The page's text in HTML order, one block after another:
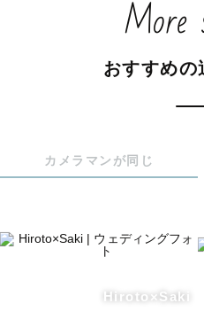
『理学療法士（リハビリ職）
高齢の方々のリハビリまで、
い。
🌟日程のご調整について🌟
いつも撮影に関するご相談、
More
おすすめの
カメラマンが同じ
Hiroto×Saki